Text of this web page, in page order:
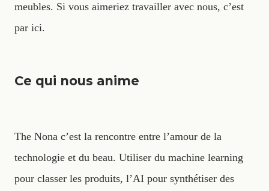
meubles. Si vous aimeriez travailler avec nous, c’est
par ici.
Ce qui nous anime
The Nona c’est la rencontre entre l’amour de la
technologie et du beau. Utiliser du machine learning
pour classer les produits, l’AI pour synthétiser des